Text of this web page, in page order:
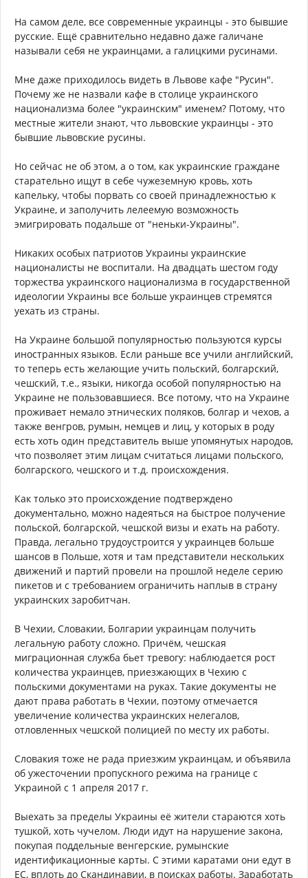
На самом деле, все современные украинцы - это бывшие
русские. Ещё сравнительно недавно даже галичане
называли себя не украинцами, а галицкими русинами.
Мне даже приходилось видеть в Львове кафе "Русин".
Почему же не назвали кафе в столице украинского
национализма более "украинским" именем? Потому, что
местные жители знают, что львовские украинцы - это
бывшие львовские русины.
Но сейчас не об этом, а о том, как украинские граждане
старательно ищут в себе чужеземную кровь, хоть
капельку, чтобы порвать со своей принадлежностью к
Украине, и заполучить лелеемую возможность
эмигрировать подальше от "неньки-Украины".
Никаких особых патриотов Украины украинские
националисты не воспитали. На двадцать шестом году
торжества украинского национализма в государственной
идеологии Украины все больше украинцев стремятся
уехать из страны.
На Украине большой популярностью пользуются курсы
иностранных языков. Если раньше все учили английский,
то теперь есть желающие учить польский, болгарский,
чешский, т.е., языки, никогда особой популярностью на
Украине не пользовавшиеся. Все потому, что на Украине
проживает немало этнических поляков, болгар и чехов, а
также венгров, румын, немцев и лиц, у которых в роду
есть хоть один представитель выше упомянутых народов,
что позволяет этим лицам считаться лицами польского,
болгарского, чешского и т.д. происхождения.
Как только это происхождение подтверждено
документально, можно надеяться на быстрое получение
польской, болгарской, чешской визы и ехать на работу.
Правда, легально трудоустроится у украинцев больше
шансов в Польше, хотя и там представители нескольких
движений и партий провели на прошлой неделе серию
пикетов и с требованием ограничить наплыв в страну
украинских заробитчан.
В Чехии, Словакии, Болгарии украинцам получить
легальную работу сложно. Причём, чешская
миграционная служба бьет тревогу: наблюдается рост
количества украинцев, приезжающих в Чехию с
польскими документами на руках. Такие документы не
дают права работать в Чехии, поэтому отмечается
увеличение количества украинских нелегалов,
отловленных чешской полицией по месту их работы.
Словакия тоже не рада приезжим украинцам, и объявила
об ужесточении пропускного режима на границе с
Украиной с 1 апреля 2017 г.
Выехать за пределы Украины её жители стараются хоть
тушкой, хоть чучелом. Люди идут на нарушение закона,
покупая поддельные венгерские, румынские
идентификационные карты. С этими каратами они едут в
ЕС, вплоть до Скандинавии, в поисках работы. Заработать